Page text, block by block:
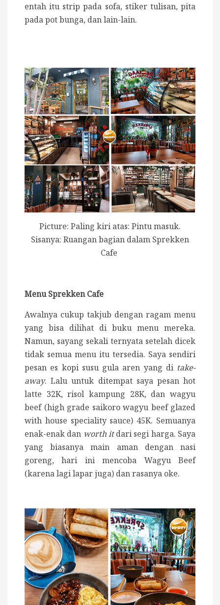
entah itu strip pada sofa, stiker tulisan, pita
pada pot bunga, dan lain-lain.
Picture: Paling kiri atas: Pintu masuk.
Sisanya: Ruangan bagian dalam Sprekken
Cafe
Menu Sprekken Cafe
Awalnya cukup takjub dengan ragam menu
yang bisa dilihat di buku menu mereka.
Namun, sayang sekali ternyata setelah dicek
tidak semua menu itu tersedia. Saya sendiri
pesan es kopi susu gula aren yang di take-
away. Lalu untuk ditempat saya pesan hot
latte 32K, risol kampung 28K, dan wagyu
beef (high grade saikoro wagyu beef glazed
with house speciality sauce) 45K. Semuanya
enak-enak dan worth itdari segi harga. Saya
yang biasanya main aman dengan nasi
goreng, hari ini mencoba Wagyu Beef
(karena lagi lapar juga) dan rasanya oke.